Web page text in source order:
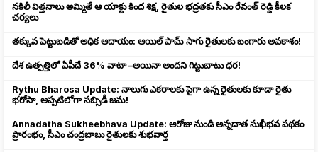
నకిలీ విత్తనాలు అమ్మితే ఆ యాక్టు కింద శిక్ష, రైతుల భద్రతకు సీఎం రేవంత్ రెడ్డి కీలక
చర్యలు
తక్కువ పెట్టుబడితో అధిక ఆదాయం: ఆయిల్ పామ్ సాగు రైతులకు బంగారు అవకాశం!
దేశ ఉత్పత్తిలో ఏపీదే 36% వాటా –అయినా అందని గిట్టుబాటు ధర!
Rythu Bharosa Update: నాలుగు ఎకరాలకు పైగా ఉన్న రైతులకు కూడా రైతు
భరోసా, అప్పటిలోగా సబ్సిడీ జమ!
Annadatha Sukheebhava Update: ఆరోజు నుండి అన్నదాత సుఖీభవ పథకం
ప్రారంభం, సీఎం చంద్రబాబు రైతులకు శుభవార్త